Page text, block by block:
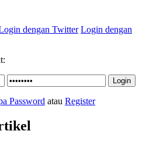
dengan Twitter Login dengan
Password atau Register